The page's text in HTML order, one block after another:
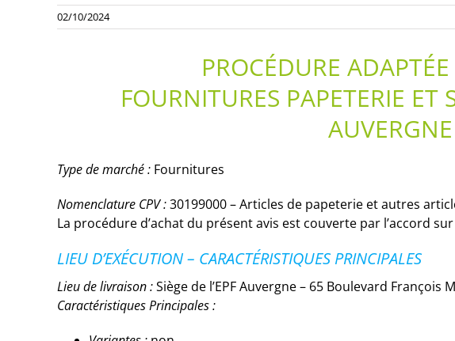
02/10/2024
PROCÉDURE
FOURNITURES PAPETERIE ET
AUVERGNE
Type de marché :Fournitures
Nomenclature CPV :30199000 – Articles de papeterie et autres
La procédure d’achat du présent avis est couverte par l’accord
LIEU D’EXÉCUTION – CARACTÉRISTIQUES PRINCIPALES
Lieu de livraison :Siège de l’EPF Auvergne – 65 Boulevard
Caractéristiques Principales :